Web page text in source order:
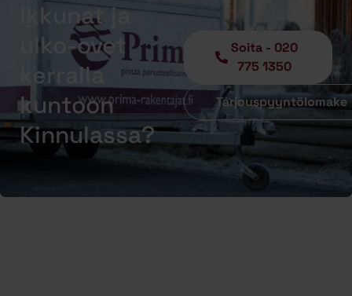
Ikkunat ja
ulko-ovet
kerralla
kuntoon
Kinnulassa?
Soita - 020
775 1350
Tarjouspyyntölomake